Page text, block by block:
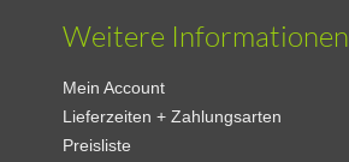
Weitere Informationen
Mein Account
Lieferzeiten + Zahlungsarten
Preisliste